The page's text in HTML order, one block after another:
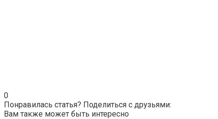
0
Понравилась статья? Поделиться с друзьями:
Вам также может быть интересно